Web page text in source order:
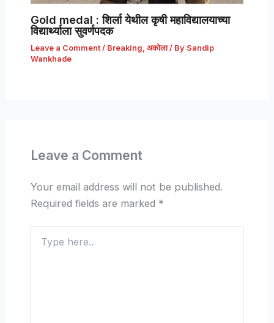
Gold medal : शिर्ला येथील कृषी महाविद्यालयाच्या
विद्यार्थ्याला सुवर्णपदक
Leave a Comment / Breaking, अकोला/ By Sandip
Wankhade
Leave a Comment
Your email address will not be published.
Required fields are marked *
here..